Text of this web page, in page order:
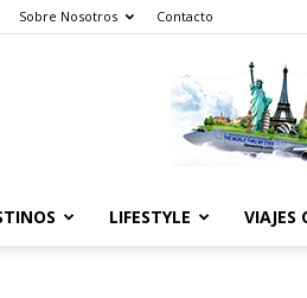
Sobre Nosotros Contacto
LIFESTYLE VIAJES